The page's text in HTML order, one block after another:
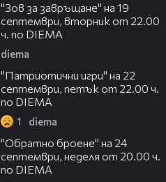
"Зов за завръщане" на 19
септември, вторник от 22.00
ч. по DIEMA
diema
"Патриотични игри" на 22
септември, петък от 22.00 ч.
по DIEMA
1 diema
"Обратно броене" на 24
септември, неделя от 20.00 ч.
по DIEMA